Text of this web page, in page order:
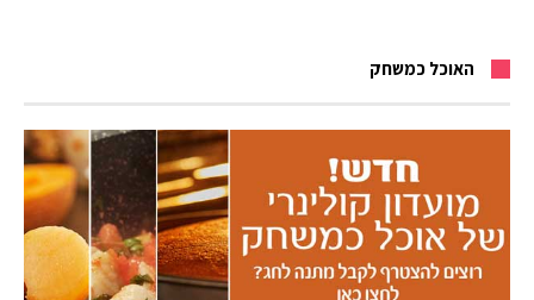
האוכל כמשחק